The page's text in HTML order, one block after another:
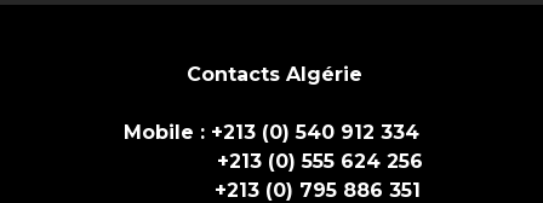
Contacts Algérie
Mobile : +213 (0) 540 912 334
+213 (0) 555 624 256
+213 (0) 795 886 351